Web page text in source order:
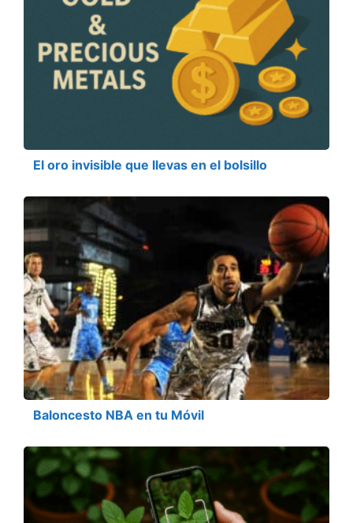
El oro invisible que llevas en el bolsillo
Baloncesto NBA en tu Móvil